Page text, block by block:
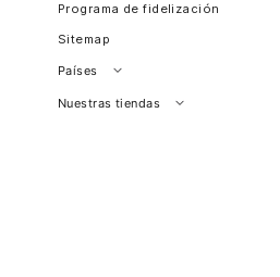
Programa de fidelización
Sitemap
Países
Perú
Nuestras tiendas